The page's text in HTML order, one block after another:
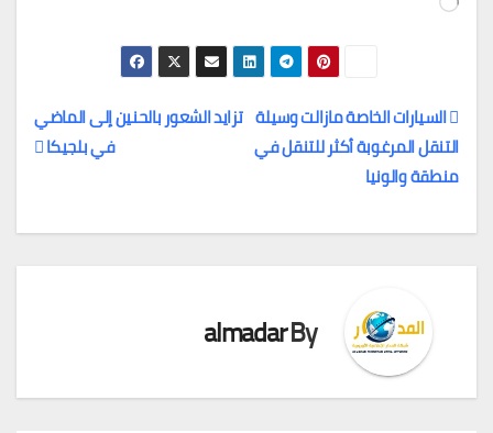
تصفّح
المقالات
تزايد الشعور بالحنين إلى الماضي
في بلجيكا
السيارات الخاصة مازالت وسيلة
التنقل المرغوبة أكثر للتنقل في
منطقة والونيا
By
almadar